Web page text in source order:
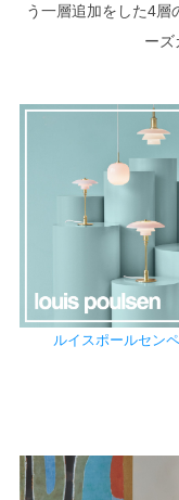
う一層追加をした4層
ーズ
ルイスポールセン